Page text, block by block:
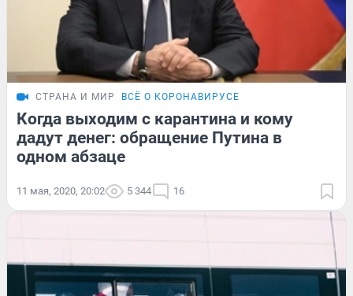
СТРАНА И МИР ВСЁ О КОРОНАВИРУСЕ
Когда выходим с карантина и кому
дадут денег: обращение Путина в
одном абзаце
11 мая, 2020, 20:02 5 344 16